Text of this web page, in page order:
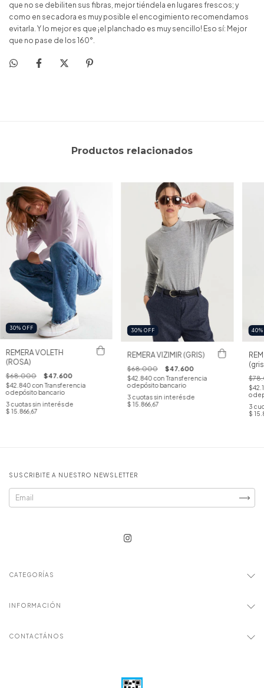
que no se debiliten sus fibras, mejor tiéndela en lugares frescos; y
como en secadora es muy posible el encogimiento recomendamos
evitarla. Y lo mejor es que ¡el planchado es muy sencillo! Eso sí: Mejor
que no pase de los 160°.
Productos relacionados
30% OFF
REMERA VOLETH
(ROSA)
$68.000 $47.600
$42.840con Transferencia
o depósito bancario
3cuotas sin interés de
$ 15.866,67
30% OFF
REMERA VIZIMIR (GRIS)
$68.000 $47.600
$42.840con Transferencia
o depósito bancario
3cuotas sin interés de
$ 15.866,67
40
o
3
$
SUSCRIBITE A NUESTRO NEWSLETTER
CATEGORÍAS
INFORMACIÓN
CONTACTÁNOS